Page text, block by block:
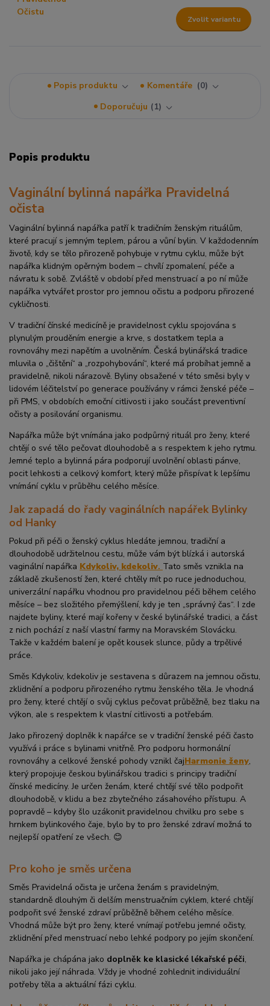
Zvolit variantu
Popis produktu Komentáře
0
Doporučuju
1
Popis produktu
Vaginální bylinná napářka Pravidelná
očista
Vaginální bylinná napářka patří k tradičním ženským rituálům,
které pracují s jemným teplem, párou a vůní bylin. V každodenním
životě, kdy se tělo přirozeně pohybuje v rytmu cyklu, může být
napářka klidným opěrným bodem – chvílí zpomalení, péče a
návratu k sobě. Zvláště v období před menstruací a po ní může
napářka vytvářet prostor pro jemnou očistu a podporu přirozené
cykličnosti.
V tradiční čínské medicíně je pravidelnost cyklu spojována s
plynulým prouděním energie a krve, s dostatkem tepla a
rovnováhy mezi napětím a uvolněním. Česká bylinářská tradice
mluvila o „čištění“ a „rozpohybování“, které má probíhat jemně a
pravidelně, nikoli nárazově. Byliny obsažené v této směsi byly v
lidovém léčitelství po generace používány v rámci ženské péče –
při PMS, v obdobích emoční citlivosti i jako součást preventivní
očisty a posilování organismu.
Napářka může být vnímána jako podpůrný rituál pro ženy, které
chtějí o své tělo pečovat dlouhodobě a s respektem k jeho rytmu.
Jemné teplo a bylinná pára podporují uvolnění oblasti pánve,
pocit lehkosti a celkový komfort, který může přispívat k lepšímu
vnímání cyklu v průběhu celého měsíce.
Jak zapadá do řady vaginálních napářek Bylinky
od Hanky
Pokud při péči o ženský cyklus hledáte jemnou, tradiční a
dlouhodobě udržitelnou cestu, může vám být blízká i autorská
vaginální napářka Kdykoliv, kdekoliv. Tato směs vznikla na
základě zkušeností žen, které chtěly mít po ruce jednoduchou,
univerzální napářku vhodnou pro pravidelnou péči během celého
měsíce – bez složitého přemýšlení, kdy je ten „správný čas“. I zde
najdete byliny, které mají kořeny v české bylinářské tradici, a část
z nich pochází z naší vlastní farmy na Moravském Slovácku.
Takže v každém balení je opět kousek slunce, půdy a trpělivé
práce.
Směs Kdykoliv, kdekoliv je sestavena s důrazem na jemnou očistu,
zklidnění a podporu přirozeného rytmu ženského těla. Je vhodná
pro ženy, které chtějí o svůj cyklus pečovat průběžně, bez tlaku na
výkon, ale s respektem k vlastní citlivosti a potřebám.
Jako přirozený doplněk k napářce se v tradiční ženské péči často
využívá i práce s bylinami vnitřně. Pro podporu hormonální
rovnováhy a celkové ženské pohody vznikl čajHarmonie ženy,
který propojuje českou bylinářskou tradici s principy tradiční
čínské medicíny. Je určen ženám, které chtějí své tělo podpořit
dlouhodobě, v klidu a bez zbytečného zásahového přístupu. A
popravdě – kdyby šlo uzákonit pravidelnou chvilku pro sebe s
hrnkem bylinkového čaje, bylo by to pro ženské zdraví možná to
nejlepší opatření ze všech. 😊
Pro koho je směs určena
Směs Pravidelná očista je určena ženám s pravidelným,
standardně dlouhým či delším menstruačním cyklem, které chtějí
podpořit své ženské zdraví průběžně během celého měsíce.
Vhodná může být pro ženy, které vnímají potřebu jemné očisty,
zklidnění před menstruací nebo lehké podpory po jejím skončení.
Napářka je chápána jako doplněk ke klasické lékařské péči,
nikoli jako její náhrada. Vždy je vhodné zohlednit individuální
potřeby těla a aktuální fázi cyklu.